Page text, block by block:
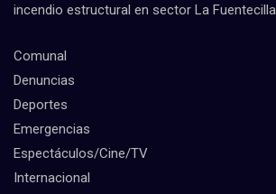
incendio estructural en sector La Fuentecilla
Comunal
Denuncias
Deportes
Emergencias
Espectáculos/Cine/TV
Internacional